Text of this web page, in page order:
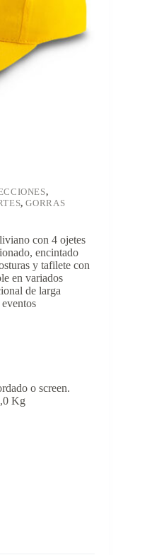
,
,GORRAS
con 4 ojetes
encintado
y tafilete con
en variados
de larga
o screen.
Kg